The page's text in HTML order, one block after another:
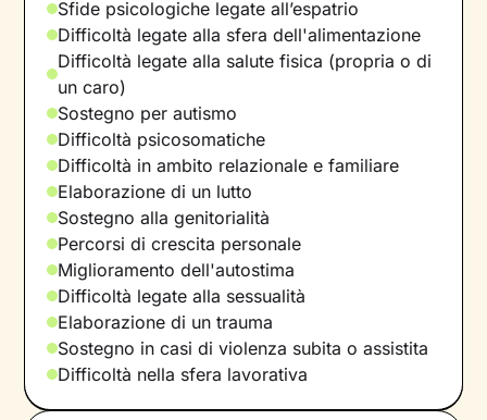
Sfide psicologiche legate all’espatrio
Difficoltà legate alla sfera dell'alimentazione
Difficoltà legate alla salute fisica (propria o di
un caro)
Sostegno per autismo
Difficoltà psicosomatiche
Difficoltà in ambito relazionale e familiare
Elaborazione di un lutto
Sostegno alla genitorialità
Percorsi di crescita personale
Miglioramento dell'autostima
Difficoltà legate alla sessualità
Elaborazione di un trauma
Sostegno in casi di violenza subita o assistita
Difficoltà nella sfera lavorativa